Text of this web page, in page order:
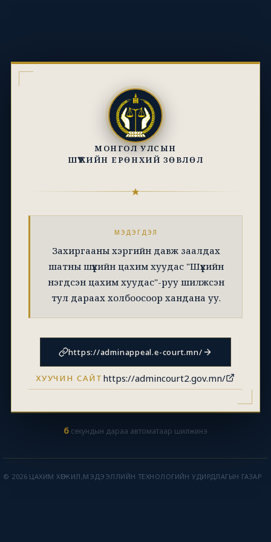
МОНГОЛ УЛСЫН
ШҮҮХИЙН ЕРӨНХИЙ ЗӨВЛӨЛ
МЭДЭГДЭЛ
Захиргааны хэргийн давж заалдах
шатны шүүхийн цахим хуудас "Шүүхийн
нэгдсэн цахим хуудас"-руу шилжсэн
тул дараах холбоосоор хандана уу.
https://adminappeal.e-court.mn/
ХУУЧИН САЙТ https://admincourt2.gov.mn/
6 секундын дараа автоматаар шилжинэ
© 2026 ЦАХИМ ХӨГЖИЛ,МЭДЭЭЛЛИЙН ТЕХНОЛОГИЙН УДИРДЛАГЫН ГАЗАР